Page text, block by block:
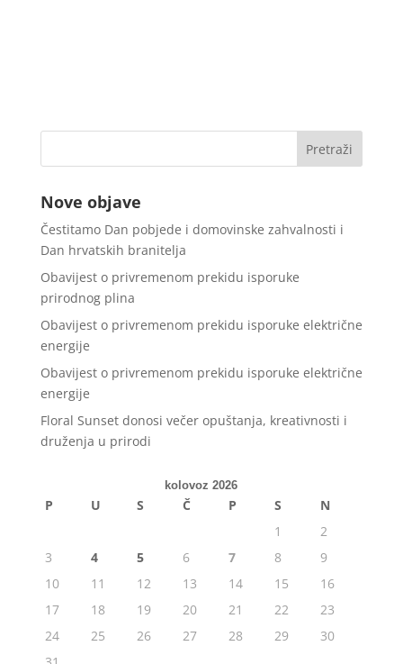
Nove objave
Čestitamo Dan pobjede i domovinske zahvalnosti i
Dan hrvatskih branitelja
Obavijest o privremenom prekidu isporuke
prirodnog plina
Obavijest o privremenom prekidu isporuke električne
energije
Obavijest o privremenom prekidu isporuke električne
energije
Floral Sunset donosi večer opuštanja, kreativnosti i
druženja u prirodi
kolovoz 2026
P U S Č P S
N
1
2
3
4 5 6 7 8
9
10
11 12 13 14 15
16
17
18 19 20 21 22
23
24
25 26 27 28 29
30